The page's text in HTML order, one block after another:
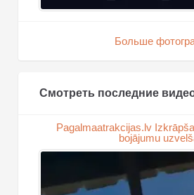
Больше
Смотреть последние
Pagalmaatrakcijas.lv
bojājumu